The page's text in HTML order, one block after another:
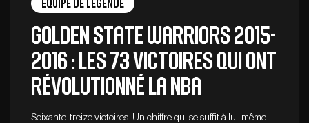
Equipe de légende
Golden State Warriors 2015-
2016 : Les 73 victoires qui ont
révolutionné la NBA
Soixante-treize victoires. Un chiffre qui se suffit à lui-même.